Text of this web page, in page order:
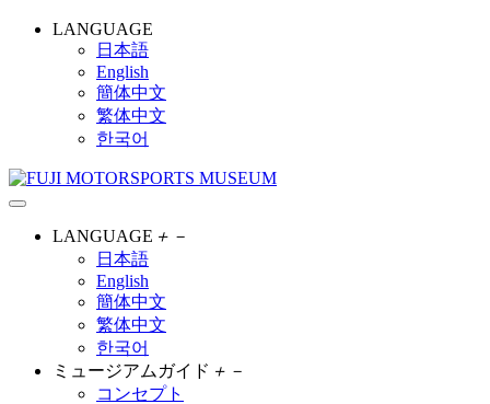
LANGUAGE
日本語
English
簡体中文
繁体中文
한국어
LANGUAGE ＋ －
日本語
English
簡体中文
繁体中文
한국어
ミュージアムガイド ＋ －
コンセプト